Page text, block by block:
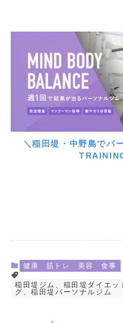
＼稲田堤・中野島でパ
健康 筋トレ 美容 食事
稲田堤ジム、稲田堤ダイエッ
グ、稲田堤パーソナルジム